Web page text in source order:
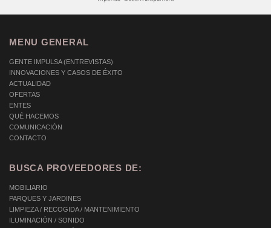
MENU GENERAL
GENTE IMPULSA (ENTREVISTAS)
INNOVACIONES Y CASOS DE ÉXITO
ACTUALIDAD
OFERTAS
ENTES
QUÉ HACEMOS
COMUNICACIÓN
CONTACTO
BUSCA PROVEEDORES DE:
MOBILIARIO
PARQUES Y JARDINES
LIMPIEZA / RECOGIDA / MANTENIMIENTO
ILUMINACIÓN / SONIDO